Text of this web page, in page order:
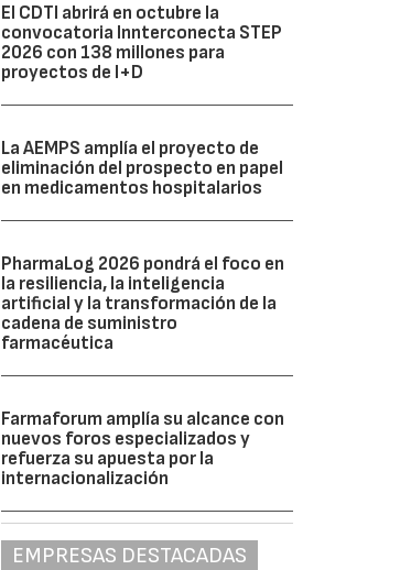
El CDTI abrirá en octubre la
convocatoria Innterconecta STEP
2026 con 138 millones para
proyectos de I+D
La AEMPS amplía el proyecto de
eliminación del prospecto en papel
en medicamentos hospitalarios
PharmaLog 2026 pondrá el foco en
la resiliencia, la inteligencia
artificial y la transformación de la
cadena de suministro
farmacéutica
Farmaforum amplía su alcance con
nuevos foros especializados y
refuerza su apuesta por la
internacionalización
EMPRESAS DESTACADAS